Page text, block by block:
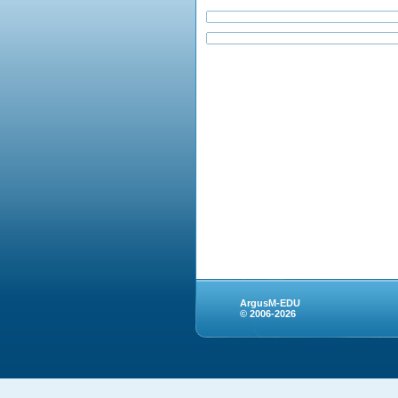
ArgusM-EDU
© 2006-2026